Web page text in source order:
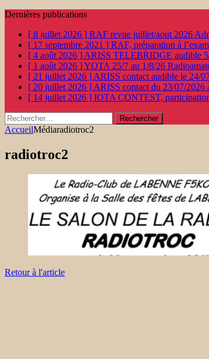
Dernières publications
[ 8 juillet 2026 ] RAF revue juillet/aout 2026
[ 17 septembre 2021 ] RAF, préparation à
[ 4 août 2026 ] ARISS TELEBRIDGE audible
[ 1 août 2026 ]YOTA 25/7 au 1/8/26
[ 21 juillet 2026 ] ARISS contact audible le 24/
[ 20 juillet 2026 ] ARISS contact du 23/07/2026
[ 14 juillet 2026 ] IOTA CONTEST,
Rechercher :
AccueilMédiaradiotroc2
radiotroc2
Retour à l'article